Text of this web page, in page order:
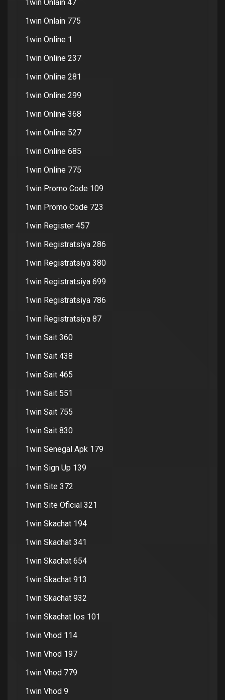
1win Onlain 47
1win Onlain 775
1win Online 1
1win Online 237
1win Online 281
1win Online 299
1win Online 368
1win Online 527
1win Online 685
1win Online 775
1win Promo Code 109
1win Promo Code 723
1win Register 457
1win Registratsiya 286
1win Registratsiya 380
1win Registratsiya 699
1win Registratsiya 786
1win Registratsiya 87
1win Sait 360
1win Sait 438
1win Sait 465
1win Sait 551
1win Sait 755
1win Sait 830
1win Senegal Apk 179
1win Sign Up 139
1win Site 372
1win Site Oficial 321
1win Skachat 194
1win Skachat 341
1win Skachat 654
1win Skachat 913
1win Skachat 932
1win Skachat Ios 101
1win Vhod 114
1win Vhod 197
1win Vhod 779
1win Vhod 9